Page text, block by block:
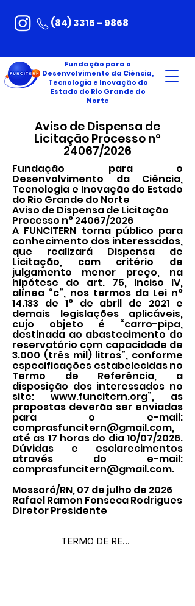
(84) 3316 - 9868
Fundação para o
Desenvolvimento da Ciência,
Tecnologia e Inovação do
Estado do Rio Grande do
Norte
Aviso de Dispensa de
Licitação Processo n°
24067/2026
Fundação para o
Desenvolvimento da Ciência,
Tecnologia e Inovação do Estado
do Rio Grande do Norte
Aviso de Dispensa de Licitação
Processo n° 24067/2026
A FUNCITERN torna público para
conhecimento dos interessados,
que realizará Dispensa de
Licitação, com critério de
julgamento menor preço, na
hipótese do art. 75, inciso IV,
alínea “c”, nos termos da Lei n°
14.133 de 1° de abril de 2021 e
demais legislações aplicáveis,
cujo objeto é “carro-pipa,
destinada ao abastecimento do
reservatório com capacidade de
3.000 (três mil) litros”, conforme
especificações estabelecidas no
Termo de Referência, a
disposição dos interessados no
site:www.funcitern.org”, as
propostas deverão ser enviadas
para o e-mail:
comprasfuncitern@gmail.com,
até as 17 horas do dia 10/07/2026.
Dúvidas e esclarecimentos
através do e-mail:
comprasfuncitern@gmail.com.
Mossoró/RN, 07 de julho de 2026
Rafael Ramon Fonseca Rodrigues
Diretor Presidente
TERMO DE REFERÊNCIA